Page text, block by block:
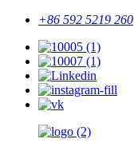
+86 592 5219 260